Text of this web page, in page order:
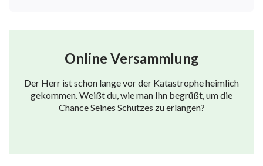
Online Versammlung
Der Herr ist schon lange vor der Katastrophe heimlich
gekommen. Weißt du, wie man Ihn begrüßt, um die
Chance Seines Schutzes zu erlangen?